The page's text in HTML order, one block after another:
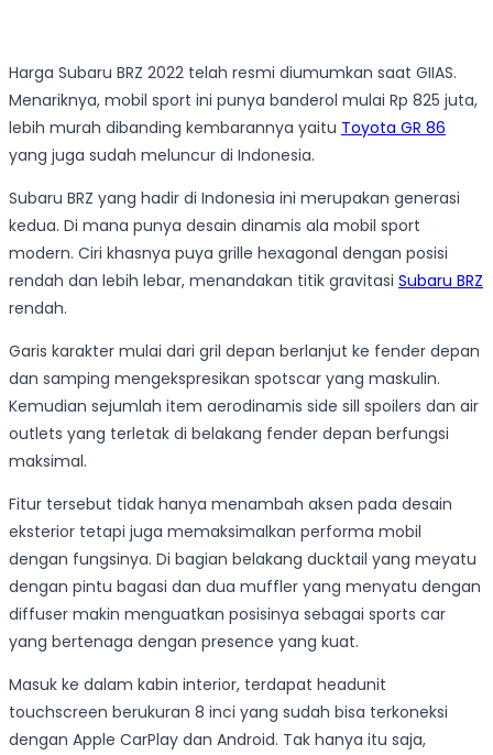
Harga Subaru BRZ 2022 telah resmi diumumkan saat GIIAS.
Menariknya, mobil sport ini punya banderol mulai Rp 825 juta,
lebih murah dibanding kembarannya yaitu Toyota GR 86
yang juga sudah meluncur di Indonesia.
Subaru BRZ yang hadir di Indonesia ini merupakan generasi
kedua. Di mana punya desain dinamis ala mobil sport
modern. Ciri khasnya puya grille hexagonal dengan posisi
rendah dan lebih lebar, menandakan titik gravitasi Subaru BRZ
rendah.
Garis karakter mulai dari gril depan berlanjut ke fender depan
dan samping mengekspresikan spotscar yang maskulin.
Kemudian sejumlah item aerodinamis side sill spoilers dan air
outlets yang terletak di belakang fender depan berfungsi
maksimal.
Fitur tersebut tidak hanya menambah aksen pada desain
eksterior tetapi juga memaksimalkan performa mobil
dengan fungsinya. Di bagian belakang ducktail yang meyatu
dengan pintu bagasi dan dua muffler yang menyatu dengan
diffuser makin menguatkan posisinya sebagai sports car
yang bertenaga dengan presence yang kuat.
Masuk ke dalam kabin interior, terdapat headunit
touchscreen berukuran 8 inci yang sudah bisa terkoneksi
dengan Apple CarPlay dan Android. Tak hanya itu saja,